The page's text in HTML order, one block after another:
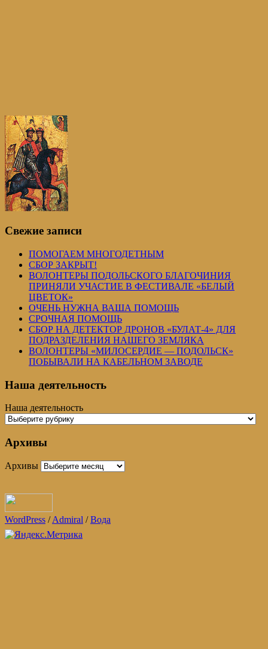
Свежие записи
ПОМОГАЕМ МНОГОДЕТНЫМ
СБОР ЗАКРЫТ!
ВОЛОНТЕРЫ ПОДОЛЬСКОГО БЛАГОЧИНИЯ
ПРИНЯЛИ УЧАСТИЕ В ФЕСТИВАЛЕ «БЕЛЫЙ
ЦВЕТОК»
ОЧЕНЬ НУЖНА ВАША ПОМОЩЬ
СРОЧНАЯ ПОМОЩЬ
СБОР НА ДЕТЕКТОР ДРОНОВ «БУЛАТ-4» ДЛЯ
ПОДРАЗДЕЛЕНИЯ НАШЕГО ЗЕМЛЯКА
ВОЛОНТЕРЫ «МИЛОСЕРДИЕ — ПОДОЛЬСК»
ПОБЫВАЛИ НА КАБЕЛЬНОМ ЗАВОДЕ
Наша деятельность
Наша деятельность
Архивы
Архивы
WordPress /Admiral /Вода